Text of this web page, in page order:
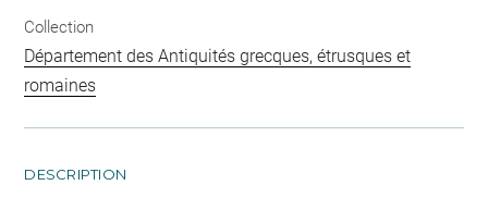
Collection
Département des Antiquités grecques, étrusques et
romaines
DESCRIPTION